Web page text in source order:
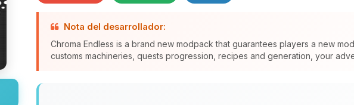
Nota del desarrollador:
Chroma Endless is a brand new modpack that guarantees players a new
customs machineries, quests progression, recipes and generation, your